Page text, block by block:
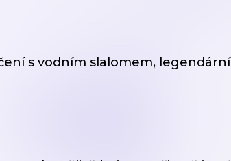
s vodním slalomem,